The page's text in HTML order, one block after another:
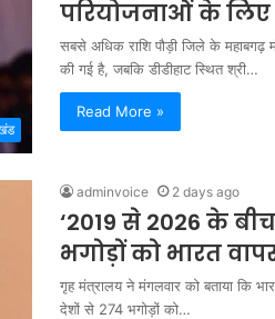
परियोजनाओं के
सबसे अधिक राशि पौड़ी जिले के महाबगढ़
की गई है, जबकि डीडीहाट स्थित श्री…
Read More »
adminvoice 2 days ago
‘2019 से 2026 के
भगोड़ों को भारत
गृह मंत्रालय ने मंगलवार को बताया कि
देशों से 274 भगोड़ों को…